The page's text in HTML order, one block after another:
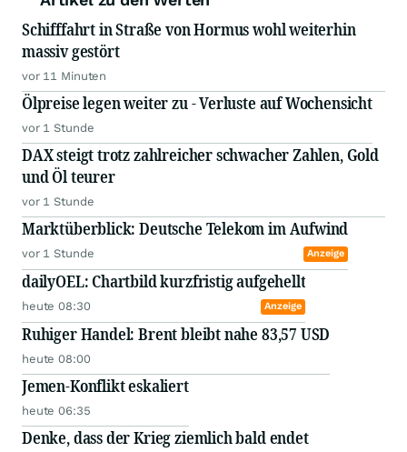
Schifffahrt in Straße von Hormus wohl weiterhin
massiv gestört
vor 11 Minuten
Ölpreise legen weiter zu - Verluste auf Wochensicht
vor 1 Stunde
DAX steigt trotz zahlreicher schwacher Zahlen, Gold
und Öl teurer
vor 1 Stunde
Marktüberblick: Deutsche Telekom im Aufwind
vor 1 Stunde Anzeige
dailyOEL: Chartbild kurzfristig aufgehellt
heute 08:30 Anzeige
Ruhiger Handel: Brent bleibt nahe 83,57 USD
heute 08:00
Jemen-Konflikt eskaliert
heute 06:35
Denke, dass der Krieg ziemlich bald endet